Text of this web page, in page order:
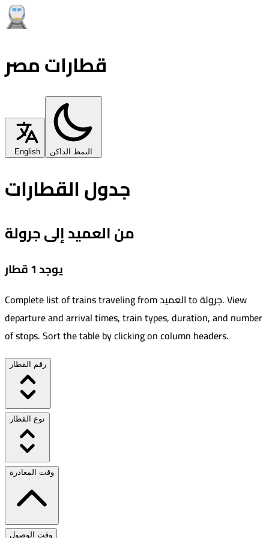
قطارات مصر
English النمط الداكن
جدول القطارات
من العميد إلى جرولة
يوجد 1 قطار
Complete list of trains traveling fromالعميدtoجرولة.View
departure and arrival times, train types, duration, and number
of stops. Sort the table by clicking on column headers.
رقم القطار
نوع القطار
وقت المغادرة
وقت الوصول